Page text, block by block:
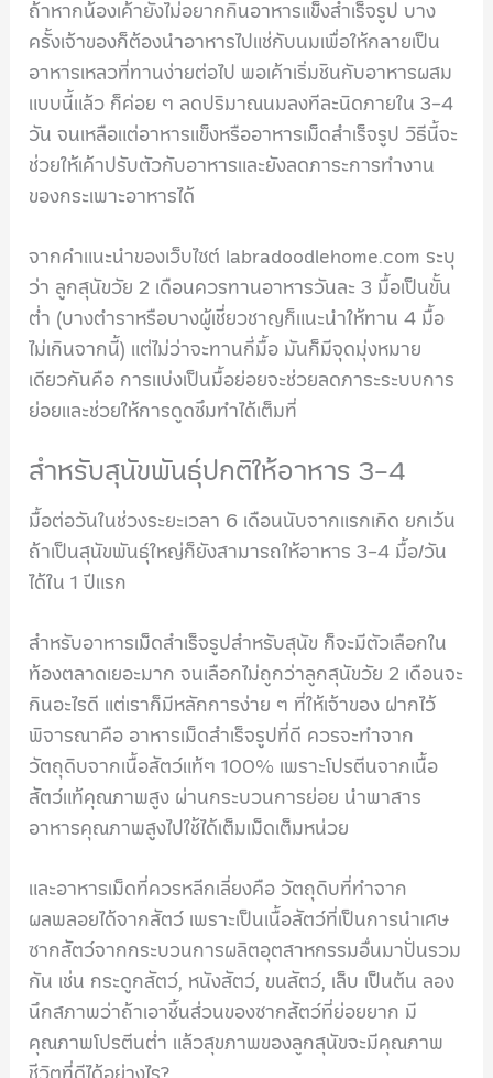
ถ้าหากน้องเค้ายังไม่อยากกินอาหารแข็งสำเร็จรูป บาง
ครั้งเจ้าของก็ต้องนำอาหารไปแช่กับนมเพื่อให้กลายเป็น
อาหารเหลวที่ทานง่ายต่อไป พอเค้าเริ่มชินกับอาหารผสม
แบบนี้แล้ว ก็ค่อย ๆ ลดปริมาณนมลงทีละนิดภายใน 3-4
วัน จนเหลือแต่อาหารแข็งหรืออาหารเม็ดสำเร็จรูป วิธีนี้จะ
ช่วยให้เค้าปรับตัวกับอาหารและยังลดภาระการทำงาน
ของกระเพาะอาหารได้
จากคำแนะนำของเว็บไซต์ labradoodlehome.com ระบุ
ว่า ลูกสุนัขวัย 2 เดือนควรทานอาหารวันละ 3 มื้อเป็นขั้น
ต่ำ (บางตำราหรือบางผู้เชี่ยวชาญก็แนะนำให้ทาน 4 มื้อ
ไม่เกินจากนี้) แต่ไม่ว่าจะทานกี่มื้อ มันก็มีจุดมุ่งหมาย
เดียวกันคือ การแบ่งเป็นมื้อย่อยจะช่วยลดภาระระบบการ
ย่อยและช่วยให้การดูดซึมทำได้เต็มที่
สำหรับสุนัขพันธุ์ปกติให้อาหาร 3-4
มื้อต่อวันในช่วงระยะเวลา 6 เดือนนับจากแรกเกิด ยกเว้น
ถ้าเป็นสุนัขพันธุ์ใหญ่ก็ยังสามารถให้อาหาร 3-4 มื้อ/วัน
ได้ใน 1 ปีแรก
สำหรับอาหารเม็ดสำเร็จรูปสำหรับสุนัข ก็จะมีตัวเลือกใน
ท้องตลาดเยอะมาก จนเลือกไม่ถูกว่าลูกสุนัขวัย 2 เดือนจะ
กินอะไรดี แต่เราก็มีหลักการง่าย ๆ ที่ให้เจ้าของ ฝากไว้
พิจารณาคือ อาหารเม็ดสำเร็จรูปที่ดี ควรจะทำจาก
วัตถุดิบจากเนื้อสัตว์แท้ๆ 100% เพราะโปรตีนจากเนื้อ
สัตว์แท้คุณภาพสูง ผ่านกระบวนการย่อย นำพาสาร
อาหารคุณภาพสูงไปใช้ได้เต็มเม็ดเต็มหน่วย
และอาหารเม็ดที่ควรหลีกเลี่ยงคือ วัตถุดิบที่ทำจาก
ผลพลอยได้จากสัตว์ เพราะเป็นเนื้อสัตว์ที่เป็นการนำเศษ
ซากสัตว์จากกระบวนการผลิตอุตสาหกรรมอื่นมาปั่นรวม
กัน เช่น กระดูกสัตว์, หนังสัตว์, ขนสัตว์, เล็บ เป็นต้น ลอง
นึกสภาพว่าถ้าเอาชิ้นส่วนของซากสัตว์ที่ย่อยยาก มี
คุณภาพโปรตีนต่ำ แล้วสุขภาพของลูกสุนัขจะมีคุณภาพ
ชีวิตที่ดีได้อย่างไร?